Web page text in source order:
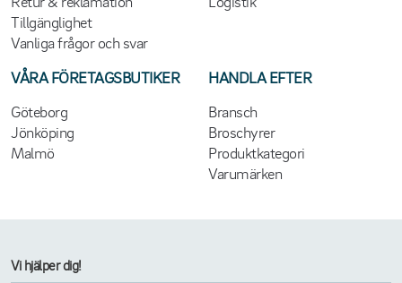
Tillgänglighet
Vanliga frågor och svar
VÅRA FÖRETAGSBUTIKER
Göteborg
Jönköping
Malmö
HANDLA EFTER
Bransch
Broschyrer
Produktkategori
Varumärken
Vi hjälper dig!